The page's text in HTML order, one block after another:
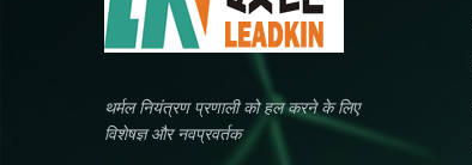
थर्मल नियंत्रण प्रणाली को हल करने के लिए
विशेषज्ञ और नवप्रवर्तक